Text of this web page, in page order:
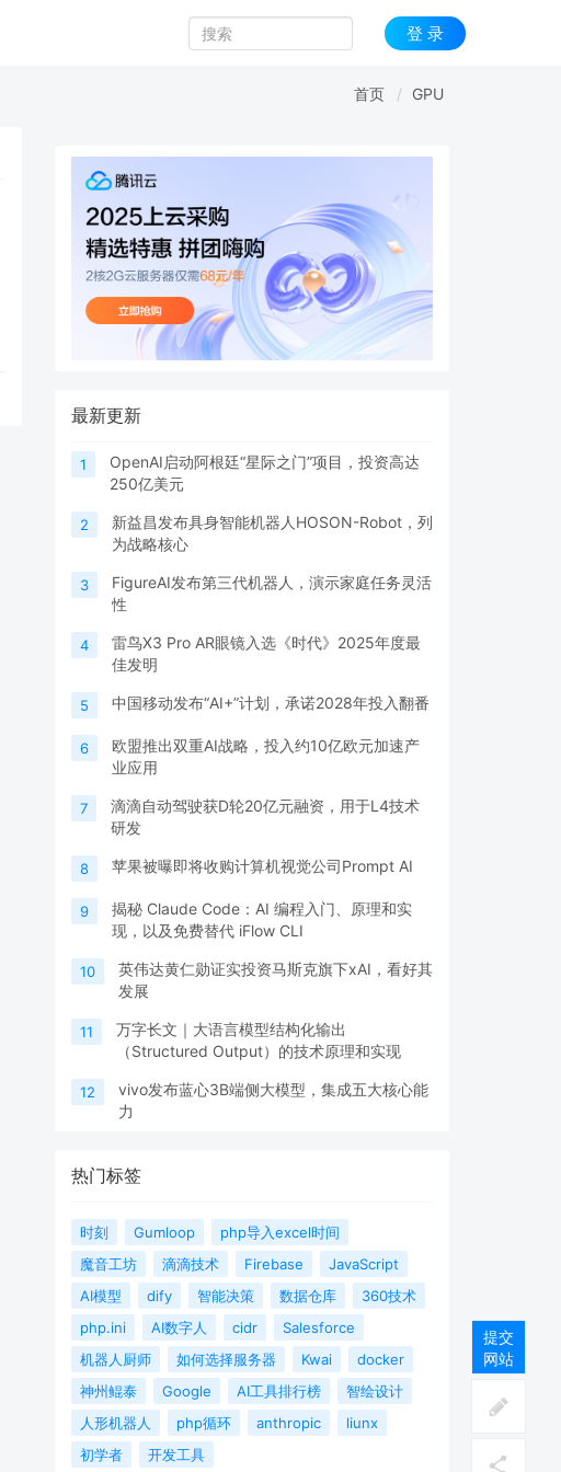
登 录
首页 GPU
最新更新
1
OpenAI启动阿根廷“星际之门”项目，投资高达
250亿美元
2
新益昌发布具身智能机器人HOSON-Robot，列
为战略核心
3
FigureAI发布第三代机器人，演示家庭任务灵活
性
4
雷鸟X3 Pro AR眼镜入选《时代》2025年度最
佳发明
5 中国移动发布“AI+”计划，承诺2028年投入翻番
6
欧盟推出双重AI战略，投入约10亿欧元加速产
业应用
7
滴滴自动驾驶获D轮20亿元融资，用于L4技术
研发
8 苹果被曝即将收购计算机视觉公司Prompt AI
9
揭秘 Claude Code：AI 编程入门、原理和实
现，以及免费替代 iFlow CLI
10
英伟达黄仁勋证实投资马斯克旗下xAI，看好其
发展
11
万字长文｜大语言模型结构化输出
（Structured Output）的技术原理和实现
12
vivo发布蓝心3B端侧大模型，集成五大核心能
力
热门标签
时刻 Gumloop
php导入excel时间
魔音工坊
滴滴技术 Firebase
JavaScript
AI模型
dify 智能决策 数据仓库
360技术
php.ini
AI数字人 cidr
Salesforce
机器人厨师
如何选择服务器 Kwai
docker
神州鲲泰
Google AI工具排行榜
智绘设计
人形机器人
php循环 anthropic
liunx
初学者
开发工具
提交
网站